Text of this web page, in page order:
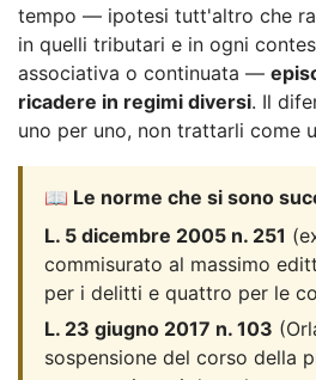
tempo — ipotesi tutt'altro che
in quelli tributari e in ogni
associativa o continuata —
ricadere in regimi diversi. Il
uno per uno, non trattarli come
📖 Le norme che si sono
L. 5 dicembre 2005 n. 251
commisurato al massimo
per i delitti e quattro per le
L. 23 giugno 2017 n. 103
sospensione del corso della